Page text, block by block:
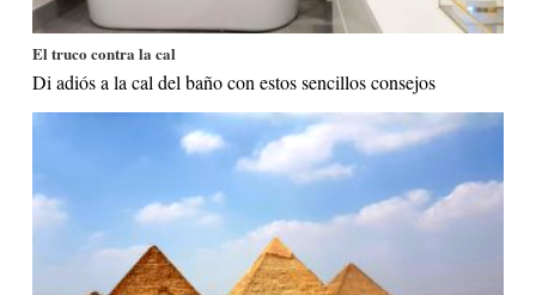
El truco contra la cal
Di adiós a la cal del baño con estos sencillos consejos